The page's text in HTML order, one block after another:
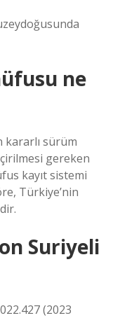
ne
kararlı sürüm
gereken
kayıt sistemi
Türkiye’nin
Suriyeli
(2023